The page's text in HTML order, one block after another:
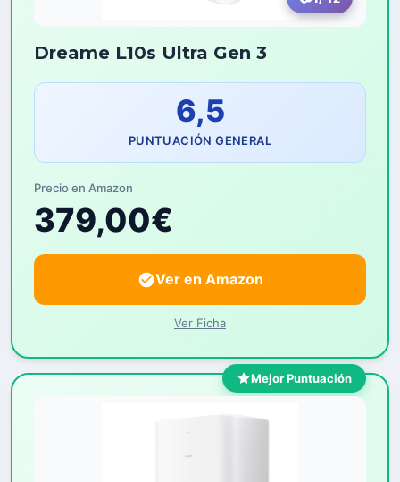
Dreame L10s Ultra Gen 3
6,5
PUNTUACIÓN GENERAL
Precio en Amazon
379,00€
Ver en Amazon
Ver Ficha
Mejor Puntuación